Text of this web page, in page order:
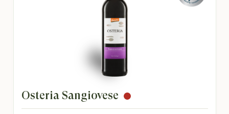
Osteria Sangiovese